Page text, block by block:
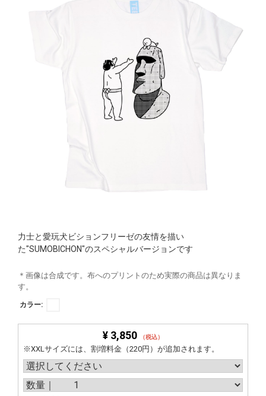
力士と愛玩犬ビションフリーゼの友情を描い
た"SUMOBICHON"のスペシャルバージョンです
＊画像は合成です。布へのプリントのため実際の商品は異なりま
す。
カラー:
¥ 3,850 （税込）
※XXLサイズには、割増料金（220円）が追加されます。